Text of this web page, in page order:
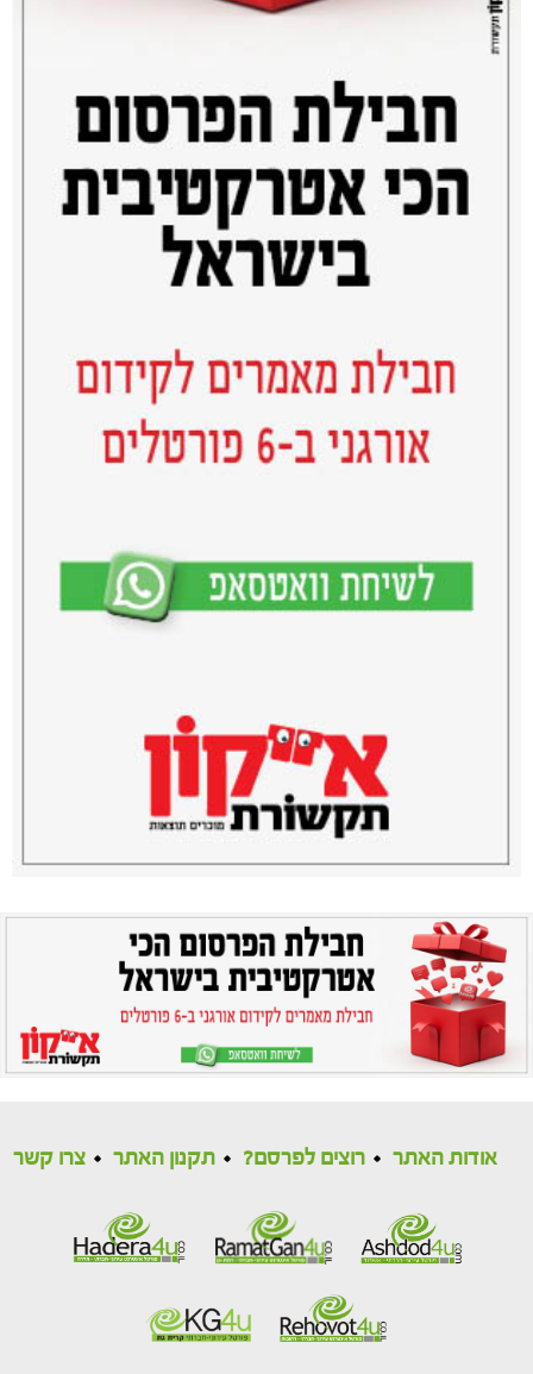
אודות האתר רוצים לפרסם? תקנון האתר צרו קשר